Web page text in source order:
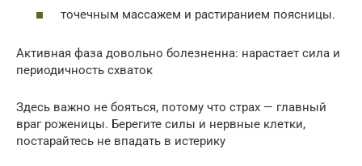
точечным массажем и растиранием поясницы.
Активная фаза довольно болезненна: нарастает сила и
периодичность схваток
Здесь важно не бояться, потому что страх — главный
враг роженицы. Берегите силы и нервные клетки,
постарайтесь не впадать в истерику